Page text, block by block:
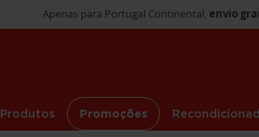
Apenas para Portugal Continental, envio
Produtos Promoções